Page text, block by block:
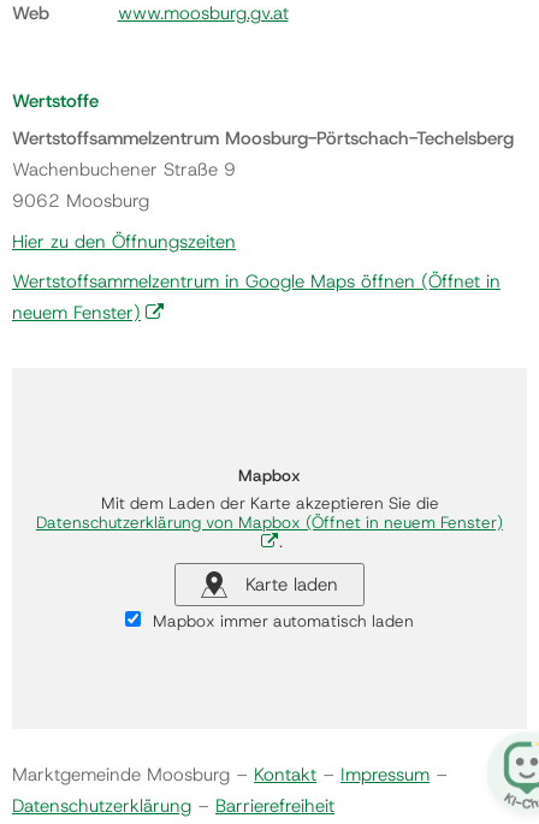
Web
www.moosburg.gv.at
Wertstoffe
Wertstoffsammelzentrum Moosburg-Pörtschach-Techelsberg
Wachenbuchener Straße 9
9062 Moosburg
Hier zu den Öffnungszeiten
Wertstoffsammelzentrum in Google Maps öffnen (Öffnet in
neuem Fenster)
Mapbox
Mit dem Laden der Karte akzeptieren Sie die
Datenschutzerklärung von Mapbox (Öffnet in neuem Fenster)
.
Karte laden
Mapbox immer automatisch laden
Marktgemeinde Moosburg – Kontakt – Impressum –
Datenschutzerklärung – Barrierefreiheit